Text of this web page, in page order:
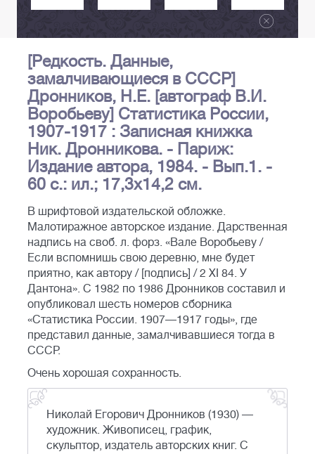
[Редкость. Данные,
замалчивающиеся в СССР]
Дронников, Н.Е. [автограф В.И.
Воробьеву] Статистика России,
1907-1917 : Записная книжка
Ник. Дронникова. - Париж:
Издание автора, 1984. - Вып.1. -
60 с.: ил.; 17,3х14,2 см.
В шрифтовой издательской обложке.
Малотиражное авторское издание. Дарственная
надпись на своб. л. форз. «Вале Воробьеву /
Если вспомнишь свою деревню, мне будет
приятно, как автору / [подпись] / 2 XI 84. У
Дантона». С 1982 по 1986 Дронников составил и
опубликовал шесть номеров сборника
«Статистика России. 1907—1917 годы», где
представил данные, замалчивавшиеся тогда в
СССР.
Очень хорошая сохранность.
Николай Егорович Дронников (1930) —
художник. Живописец, график,
скульптор, издатель авторских книг. С